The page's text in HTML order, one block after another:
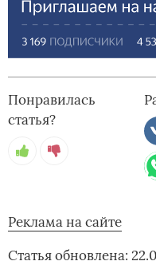
Понравилась
статья?
Реклама на сайте
Статья обновлена: